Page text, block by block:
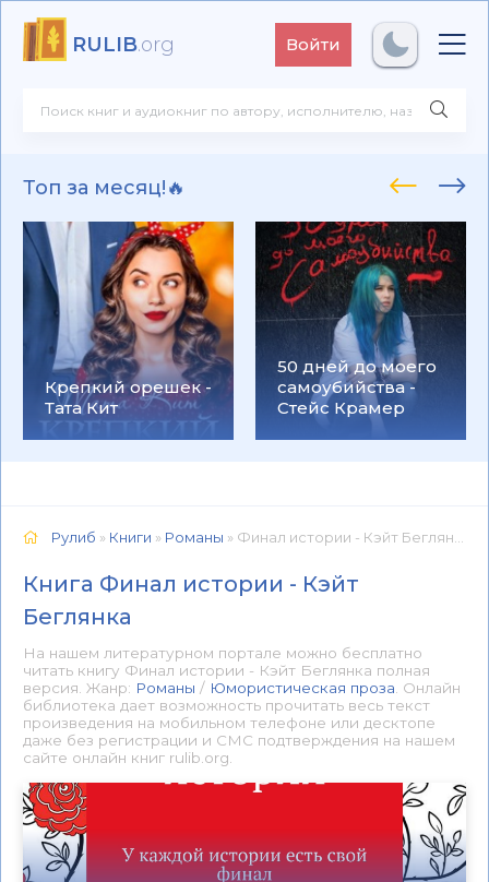
RULIB.org Войти
Топ за месяц!🔥
Крепкий орешек -
Тата Кит
50 дней до моего
самоубийства -
Стейс Крамер
Рулиб » Книги » Романы » Финал истории - Кэйт Беглянка 📕 - Книга онлайн бесплатно
Книга Финал истории - Кэйт
Беглянка
На нашем литературном портале можно бесплатно
читать книгу Финал истории - Кэйт Беглянка полная
версия. Жанр: Романы / Юмористическая проза . Онлайн
библиотека дает возможность прочитать весь текст
произведения на мобильном телефоне или десктопе
даже без регистрации и СМС подтверждения на нашем
сайте онлайн книг rulib.org.